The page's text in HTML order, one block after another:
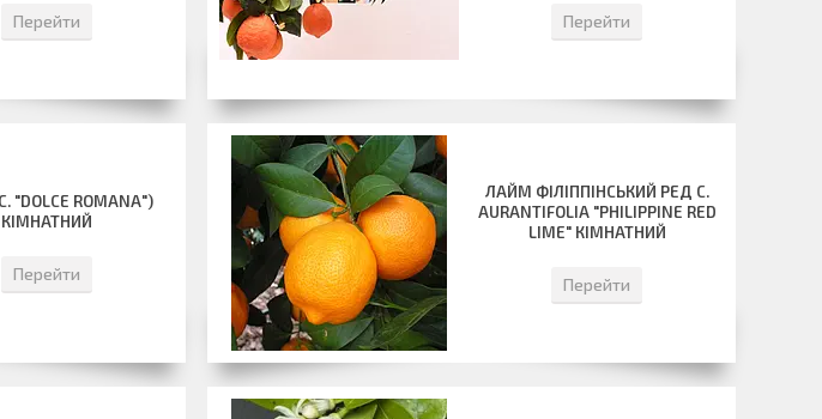
Перейти Перейти
"DOLCE ROMANA")
КІМНАТНИЙ
Перейти
ЛАЙМ ФІЛІППІНСЬКИЙ РЕД C.
AURANTIFOLIA "PHILIPPINE RED
LIME" КІМНАТНИЙ
Перейти